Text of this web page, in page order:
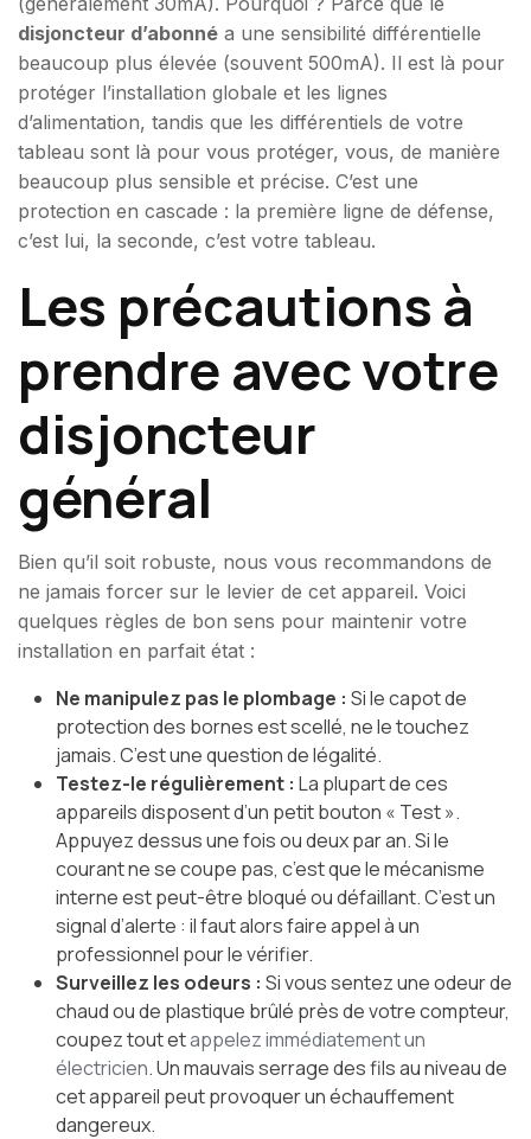
disjoncteur d’abonné a une sensibilité différentielle
beaucoup plus élevée (souvent 500mA). Il est là pour
protéger l’installation globale et les lignes
d’alimentation, tandis que les différentiels de votre
tableau sont là pour vous protéger, vous, de manière
beaucoup plus sensible et précise. C’est une
protection en cascade : la première ligne de défense,
c’est lui, la seconde, c’est votre tableau.
Les précautions à
prendre avec votre
disjoncteur
général
Bien qu’il soit robuste, nous vous recommandons de
ne jamais forcer sur le levier de cet appareil. Voici
quelques règles de bon sens pour maintenir votre
installation en parfait état :
Ne manipulez pas le plombage : Si le capot de
protection des bornes est scellé, ne le touchez
jamais. C’est une question de légalité.
Testez-le régulièrement : La plupart de ces
appareils disposent d’un petit bouton « Test ».
Appuyez dessus une fois ou deux par an. Si le
courant ne se coupe pas, c’est que le mécanisme
interne est peut-être bloqué ou défaillant. C’est un
signal d’alerte : il faut alors faire appel à un
professionnel pour le vérifier.
Surveillez les odeurs : Si vous sentez une odeur de
chaud ou de plastique brûlé près de votre compteur,
coupez tout etappelez immédiatement un
électricien. Un mauvais serrage des fils au niveau de
cet appareil peut provoquer un échauffement
dangereux.